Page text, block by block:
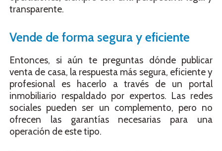
transparente.
Vende de forma segura y eficiente
Entonces, si aún te preguntas dónde publicar
venta de casa, la respuesta más segura, eficiente y
profesional es hacerlo a través de un portal
inmobiliario respaldado por expertos. Las redes
sociales pueden ser un complemento, pero no
ofrecen las garantías necesarias para una
operación de este tipo.